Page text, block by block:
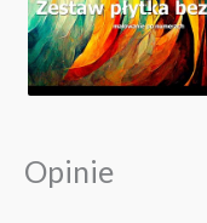
Opinie